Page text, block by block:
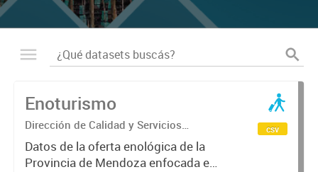
Enoturismo
Dirección de Calidad y Servicios
Turísticos
Datos de la oferta enológica de la
Provincia de Mendoza enfocada en
csv